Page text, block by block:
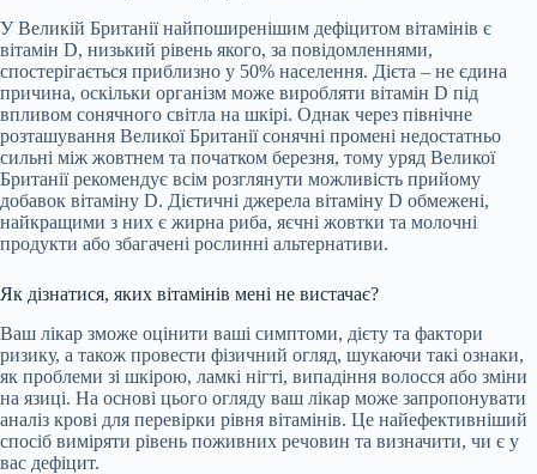
У Великій Британії найпоширенішим дефіцитом вітамінів є
вітамін D, низький рівень якого, за повідомленнями,
спостерігається приблизно у 50% населення. Дієта – не єдина
причина, оскільки організм може виробляти вітамін D під
впливом сонячного світла на шкірі. Однак через північне
розташування Великої Британії сонячні промені недостатньо
сильні між жовтнем та початком березня, тому уряд Великої
Британії рекомендує всім розглянути можливість прийому
добавок вітаміну D. Дієтичні джерела вітаміну D обмежені,
найкращими з них є жирна риба, яєчні жовтки та молочні
продукти або збагачені рослинні альтернативи.
Як дізнатися, яких вітамінів мені не вистачає?
Ваш лікар зможе оцінити ваші симптоми, дієту та фактори
ризику, а також провести фізичний огляд, шукаючи такі ознаки,
як проблеми зі шкірою, ламкі нігті, випадіння волосся або зміни
на язиці. На основі цього огляду ваш лікар може запропонувати
аналіз крові для перевірки рівня вітамінів. Це найефективніший
спосіб виміряти рівень поживних речовин та визначити, чи є у
вас дефіцит.